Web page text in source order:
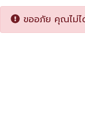
ขออภัย คุณไม่ไ